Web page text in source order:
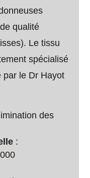
de qualité
Le tissu
spécialisé
par le Dr Hayot
des
: